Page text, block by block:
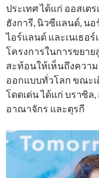
ประเทศ ได้แก่ ออสเตร
ฮังการี, นิวซีแลนด์, นอ
ไอร์แลนด์ และเนเธอ
โครงการในการขยา
สะท้อนให้เห็นถึงควา
ออกแบบทั่วโลก ขณะ
โดดเด่น ได้แก่ บราซิล
อาณาจักร และตุรกี